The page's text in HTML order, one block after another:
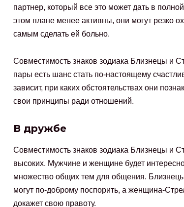
партнер, который все это может дать в
этом плане менее активны, они могут резко
самым сделать ей больно.
Совместимость знаков зодиака Близнецы и
пары есть шанс стать по-настоящему
зависит, при каких обстоятельствах они
свои принципы ради отношений.
В дружбе
Совместимость знаков зодиака Близнецы и
высоких. Мужчине и женщине будет интересно
множество общих тем для общения.
могут по-доброму поспорить, а женщина-
докажет свою правоту.